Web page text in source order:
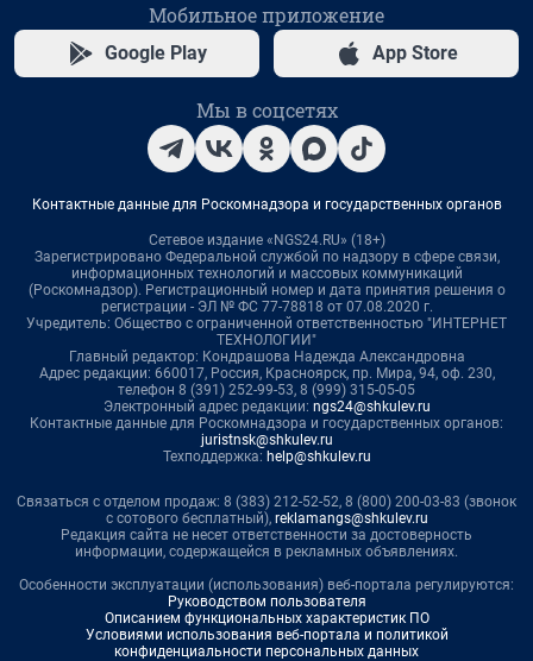
Мобильное приложение
Google Play App Store
Мы в соцсетях
Контактные данные для Роскомнадзора и государственных органов
Сетевое издание «NGS24.RU» (18+)
Зарегистрировано Федеральной службой по надзору в сфере связи,
информационных технологий и массовых коммуникаций
(Роскомнадзор). Регистрационный номер и дата принятия решения о
регистрации - ЭЛ № ФС 77-78818 от 07.08.2020 г.
Учредитель: Общество с ограниченной ответственностью "ИНТЕРНЕТ
ТЕХНОЛОГИИ"
Главный редактор: Кондрашова Надежда Александровна
Адрес редакции: 660017, Россия, Красноярск, пр. Мира, 94, оф. 230,
телефон 8 (391) 252-99-53, 8 (999) 315-05-05
Электронный адрес редакции: ngs24@shkulev.ru
Контактные данные для Роскомнадзора и государственных органов:
juristnsk@shkulev.ru
Техподдержка: help@shkulev.ru
Связаться с отделом продаж: 8 (383) 212-52-52, 8 (800) 200-03-83 (звонок
с сотового бесплатный), reklamangs@shkulev.ru
Редакция сайта не несет ответственности за достоверность
информации, содержащейся в рекламных объявлениях.
Особенности эксплуатации (использования) веб-портала регулируются:
Руководством пользователя
Описанием функциональных характеристик ПО
Условиями использования веб-портала и политикой
конфиденциальности персональных данных